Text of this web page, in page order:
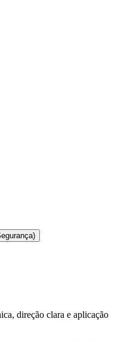
direção clara e aplicação